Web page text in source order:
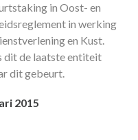
in Oost- en
in werking
en Kust.
dit de laatste entiteit
dit gebeurt.
2015